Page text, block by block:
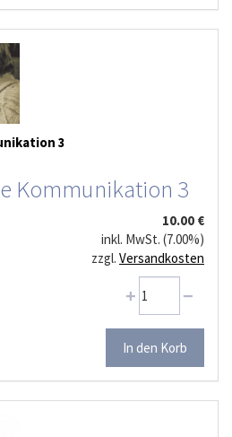
3
Kommunikation 3
10.00 €
inkl. MwSt. (7.00%)
zzgl. Versandkosten